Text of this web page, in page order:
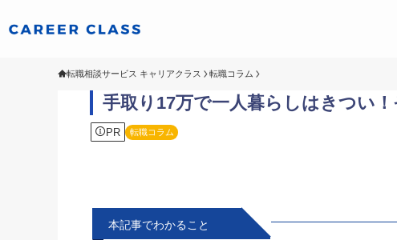
転職相談サービス キャリアクラス 転職コラム
手取り17万で一人暮らしはきつい
PR 転職コラム
本記事でわかること